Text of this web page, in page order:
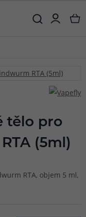
tělo pro
(5ml)
RTA, objem 5 ml,